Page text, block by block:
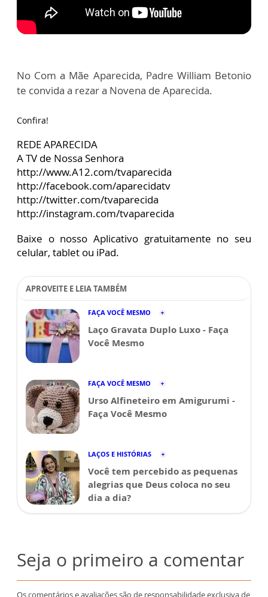
No Com a Mãe Aparecida, Padre William Betonio
te convida a rezar a Novena de Aparecida.
Confira!
REDE APARECIDA
A TV de Nossa Senhora
http://www.A12.com/tvaparecida
http://facebook.com/aparecidatv
http://twitter.com/tvaparecida
http://instagram.com/tvaparecida
Baixe o nosso Aplicativo gratuitamente no seu
celular, tablet ou iPad.
APROVEITE E LEIA TAMBÉM
FAÇA VOCÊ MESMO
Laço Gravata Duplo Luxo - Faça
Você Mesmo
FAÇA VOCÊ MESMO
Urso Alfineteiro em Amigurumi -
Faça Você Mesmo
LAÇOS E HISTÓRIAS
Você tem percebido as pequenas
alegrias que Deus coloca no seu
dia a dia?
Seja o primeiro a comentar